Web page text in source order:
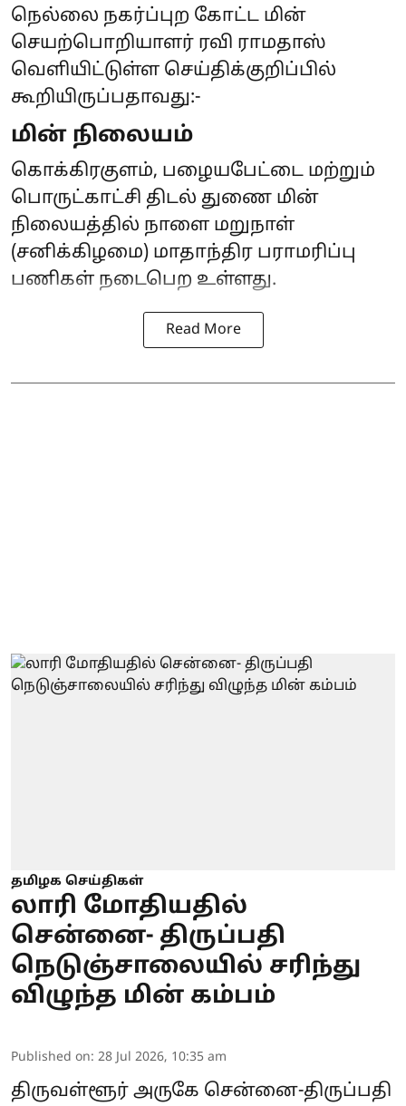
நெல்லை நகர்ப்புற கோட்ட மின்
செயற்பொறியாளர் ரவி ராமதாஸ்
வெளியிட்டுள்ள செய்திக்குறிப்பில்
கூறியிருப்பதாவது:-
மின் நிலையம்
கொக்கிரகுளம், பழையபேட்டை மற்றும்
பொருட்காட்சி திடல் துணை மின்
நிலையத்தில் நாளை மறுநாள்
(சனிக்கிழமை) மாதாந்திர பராமரிப்பு
பணிகள் நடைபெற உள்ளது.
Read More
தமிழக செய்திகள்
லாரி மோதியதில்
சென்னை- திருப்பதி
நெடுஞ்சாலையில் சரிந்து
விழுந்த மின் கம்பம்
Published on: 28 Jul 2026, 10:35 am
திருவள்ளூர் அருகே சென்னை-திருப்பதி